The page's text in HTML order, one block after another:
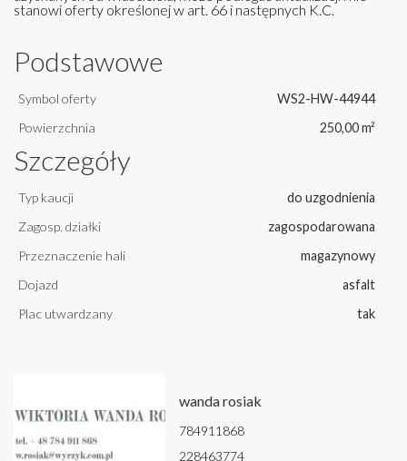
stanowi oferty określonej w art. 66 i następnych K.C.
Podstawowe
Symbol oferty
WS2-HW-44944
Powierzchnia
250,00 m²
Szczegóły
Typ kaucji
do uzgodnienia
Zagosp. działki
zagospodarowana
Przeznaczenie hali
magazynowy
Dojazd
asfalt
Plac utwardzany
tak
wanda rosiak
784911868
228463774